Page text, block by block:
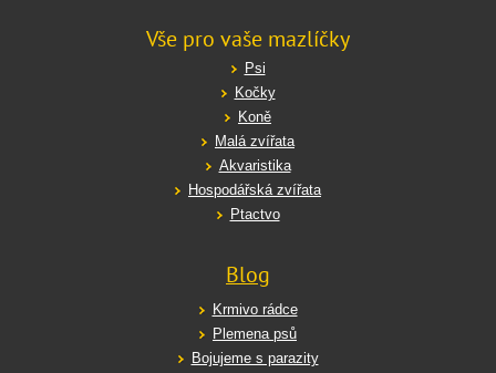
Vše pro vaše mazlíčky
Psi
Kočky
Koně
Malá zvířata
Akvaristika
Hospodářská zvířata
Ptactvo
Blog
Krmivo rádce
Plemena psů
Bojujeme s parazity